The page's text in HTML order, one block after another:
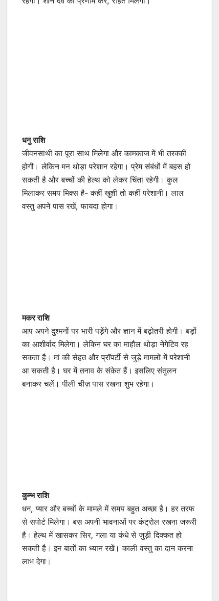
धनु राशि
जीवनसाथी का पूरा साथ मिलेगा और कामकाज में भी तरक्की
होगी। लेकिन मन थोड़ा परेशान रहेगा। प्रेम संबंधों में बहस हो
सकती है और बच्चों की हेल्थ को लेकर चिंता रहेगी। कुल
मिलाकर समय मिक्स है- कहीं खुशी तो कहीं परेशानी। लाल
वस्तु अपने पास रखें, फायदा होगा।
मकर राशि
आप अपने दुश्मनों पर भारी पड़ेंगे और ज्ञान में बढ़ोतरी होगी। बड़ों
का आशीर्वाद मिलेगा। लेकिन घर का माहौल थोड़ा नेगेटिव रह
सकता है। मां की सेहत और प्रॉपर्टी से जुड़े मामलों में परेशानी
आ सकती है। घर में तनाव के संकेत हैं। इसलिए संतुलन
बनाकर चलें। पीली चीज़ पास रखना शुभ रहेगा।
कुम्भ राशि
धन, प्यार और बच्चों के मामले में समय बहुत अच्छा है। हर तरफ
से सपोर्ट मिलेगा। बस अपनी भावनाओं पर कंट्रोल रखना जरूरी
है। हेल्थ में खासकर सिर, गला या कंधे से जुड़ी दिक्कत हो
सकती है। इन बातों का ध्यान रखें। काली वस्तु का दान करना
लाभ देगा।